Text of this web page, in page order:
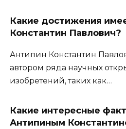
Какие достижения
Константин Павлович?
Антипин Константин
автором ряда научных
изобретений, таких как…
Какие интересные
Антипиным